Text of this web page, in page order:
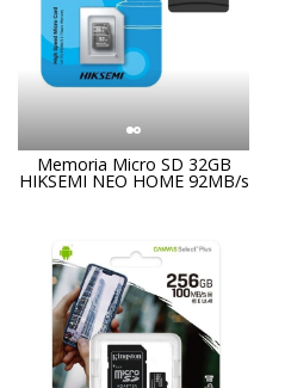
Memoria Micro SD 32GB
HIKSEMI NEO HOME 92MB/s